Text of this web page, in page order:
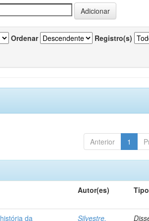
Ordenar Registro(s)
Anterior 1
Autor(es) Tipo
da Silvestre,